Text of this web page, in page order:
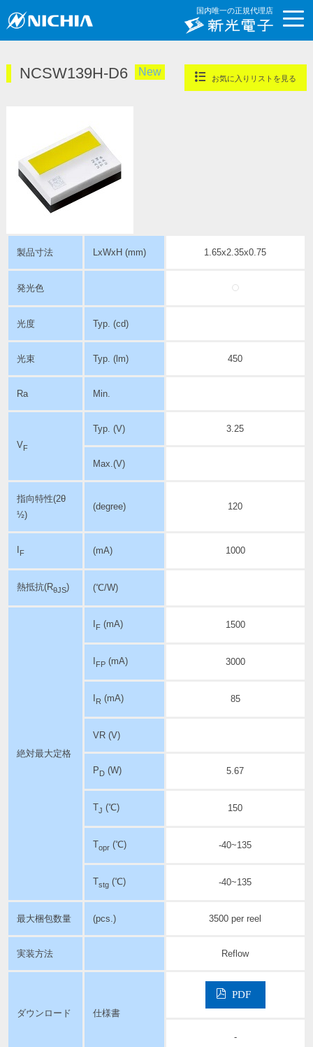
国内唯一の正規代理店
NCSW139H-D6 New
お気に入りリストを見る
製品寸法 LxWxH (mm) 1.65x2.35x0.75
発光色
光度 Typ. (cd)
光束 Typ. (lm) 450
Ra Min.
VF
Typ. (V) 3.25
Max.(V)
指向特性(2θ
½)
(degree) 120
F (mA) 1000
熱抵抗(RθJS) (℃/W)
絶対最大定格
F(mA) 1500
FP(mA) 3000
R (mA) 85
VR (V)
PD(W) 5.67
TJ (℃) 150
Topr(℃) -40~135
Tstg(℃) -40~135
最大梱包数量 (pcs.) 3500 per reel
実装方法 Reflow
ダウンロード 仕様書
PDF
-